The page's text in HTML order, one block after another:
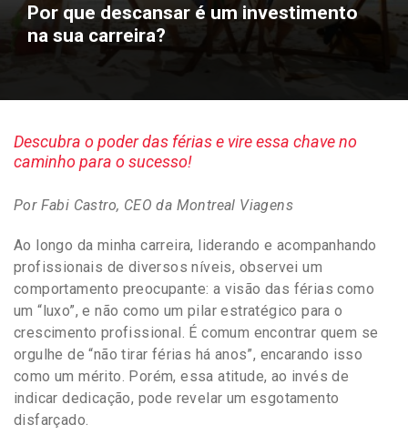
Por que descansar é um investimento
na sua carreira?
Descubra o poder das férias e vire essa chave no
caminho para o sucesso!
Por Fabi Castro, CEO da Montreal Viagens
Ao longo da minha carreira, liderando e acompanhando
profissionais de diversos níveis, observei um
comportamento preocupante: a visão das férias como
um “luxo”, e não como um pilar estratégico para o
crescimento profissional. É comum encontrar quem se
orgulhe de “não tirar férias há anos”, encarando isso
como um mérito. Porém, essa atitude, ao invés de
indicar dedicação, pode revelar um esgotamento
disfarçado.